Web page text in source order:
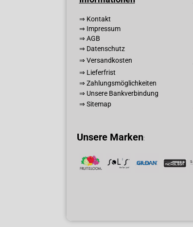
⇒ Kontakt
⇒ Impressum
⇒ AGB
⇒ Datenschutz
⇒ Versandkosten
⇒ Lieferfrist
⇒ Zahlungsmöglichkeiten
⇒ Unsere Bankverbindung
⇒ Sitemap
Unsere Marken: